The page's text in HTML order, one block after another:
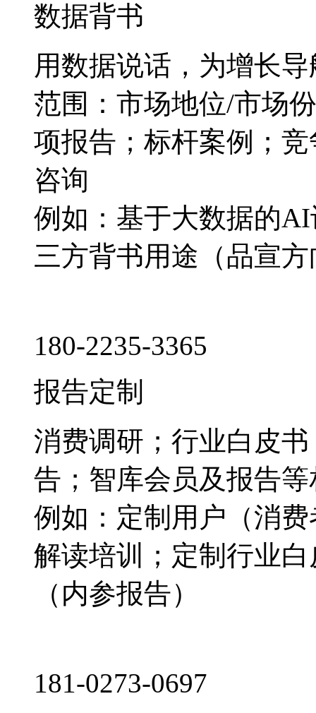
数据背书
用数据说话，为增长导
范围：市场地位/市场
项报告；标杆案例；
咨询
例如：基于大数据的
三方背书用途（品宣
180-2235-3365
报告定制
消费调研；行业白皮
告；智库会员及报告
例如：定制用户（消
解读培训；定制行业
（内参报告）
181-0273-0697